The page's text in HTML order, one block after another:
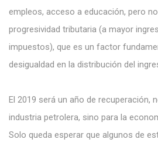
empleos, acceso a educación, pero
progresividad tributaria (a mayor
impuestos), que es un factor
desigualdad en la distribución del
El 2019 será un año de recuperación,
industria petrolera, sino para la
Solo queda esperar que algunos de